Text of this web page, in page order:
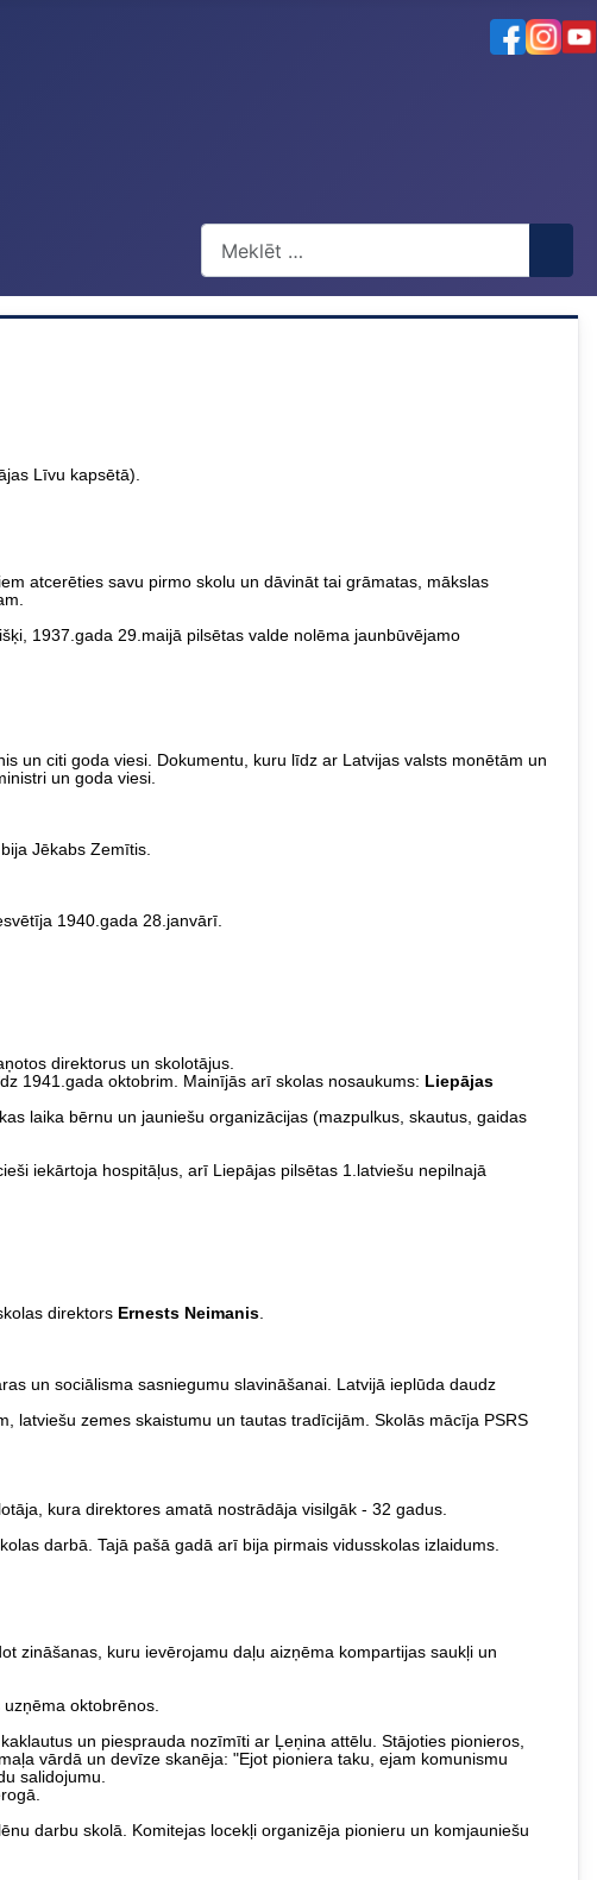
Līvu kapsētā).
atcerēties savu pirmo skolu un dāvināt tai grāmatas, mākslas
1937.gada 29.maijā pilsētas valde nolēma jaunbūvējamo
un citi goda viesi. Dokumentu, kuru līdz ar Latvijas valsts monētām un
un goda viesi.
Jēkabs Zemītis.
1940.gada 28.janvārī.
direktorus un skolotājus.
1941.gada oktobrim. Mainījās arī skolas nosaukums: Liepājas
laika bērnu un jauniešu organizācijas (mazpulkus, skautus, gaidas
iekārtoja hospitāļus, arī Liepājas pilsētas 1.latviešu nepilnajā
skolas direktors Ernests Neimanis
un sociālisma sasniegumu slavināšanai. Latvijā ieplūda daudz
zemes skaistumu un tautas tradīcijām. Skolās mācīja PSRS
kura direktores amatā nostrādāja visilgāk - 32 gadus.
darbā. Tajā pašā gadā arī bija pirmais vidusskolas izlaidums.
zināšanas, kuru ievērojamu daļu aizņēma kompartijas saukļi un
oktobrēnos.
un piesprauda nozīmīti ar Ļeņina attēlu. Stājoties pionieros,
vārdā un devīze skanēja: "Ejot pioniera taku, ejam komunismu
salidojumu.
darbu skolā. Komitejas locekļi organizēja pionieru un komjauniešu